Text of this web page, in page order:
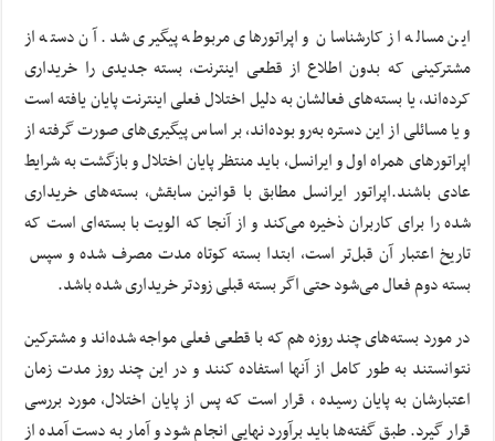
این مساله از کارشناسان و اپراتورهای مربوطه پیگیری شد. آن دسته از
مشترکینی که بدون اطلاع از قطعی اینترنت، بسته جدیدی را خریداری
کرد‌ه‌اند، یا بسته‌های فعالشان به دلیل اختلال فعلی اینترنت پایان یافته است
و یا مسائلی از این دستره به‌رو بوده‌اند، بر اساس پیگیری‌های صورت گرفته از
اپراتورهای همراه اول و ایرانسل، باید منتظر پایان اختلال و بازگشت به شرایط
عادی باشند.اپراتور ایرانسل مطابق با قوانین سابقش، بسته‌های خریداری
شده را برای کاربران ذخیره می‌کند و از آنجا که الویت با بسته‌ای است که
تاریخ اعتبار آن قبل‌تر است، ابتدا بسته کوتاه مدت مصرف شده و سپس
بسته دوم فعال می‌شود حتی اگر بسته قبلی زودتر خریداری شده باشد.
در مورد بسته‌های چند روزه هم که با قطعی فعلی مواجه شده‌اند و مشترکین
نتوانستند به طور کامل از آنها استفاده کنند و در این چند روز مدت زمان
اعتبارشان به پایان رسیده ، قرار است که پس از پایان اختلال، مورد بررسی
قرار گیرد. طبق گفته‌ها باید برآورد نهایی انجام شود و آمار به دست آمده از